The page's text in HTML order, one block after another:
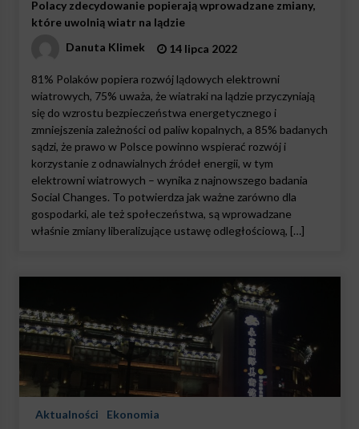
Polacy zdecydowanie popierają wprowadzane zmiany,
które uwolnią wiatr na lądzie
Danuta Klimek
14 lipca 2022
81% Polaków popiera rozwój lądowych elektrowni
wiatrowych, 75% uważa, że wiatraki na lądzie przyczyniają
się do wzrostu bezpieczeństwa energetycznego i
zmniejszenia zależności od paliw kopalnych, a 85% badanych
sądzi, że prawo w Polsce powinno wspierać rozwój i
korzystanie z odnawialnych źródeł energii, w tym
elektrowni wiatrowych – wynika z najnowszego badania
Social Changes. To potwierdza jak ważne zarówno dla
gospodarki, ale też społeczeństwa, są wprowadzane
właśnie zmiany liberalizujące ustawę odległościową, […]
Aktualności
Ekonomia